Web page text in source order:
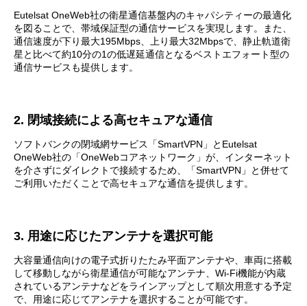
Eutelsat OneWeb社の衛星通信基盤内のキャパシティーの最適化
を図ることで、帯域保証型の通信サービスを実現します。また、
通信速度が下り最大195Mbps、上り最大32Mbpsで、静止軌道衛
星と比べて約10分の1の低遅延通信となるベストエフォート型の
通信サービスも提供します。
2. 閉域接続による高セキュアな通信
ソフトバンクの閉域網サービス「SmartVPN」とEutelsat
OneWeb社の「OneWebコアネットワーク」が、インターネット
を介さずにダイレクトで接続するため、「SmartVPN」と併せて
ご利用いただくことで高セキュアな通信を提供します。
3. 用途に応じたアンテナを選択可能
大容量通信向けの電子式折りたたみ平面アンテナや、車両に搭載
して移動しながら衛星通信が可能なアンテナ、Wi-Fi機能が内蔵
されているアンテナなどをラインアップとして順次用意する予定
で、用途に応じてアンテナを選択することが可能です。